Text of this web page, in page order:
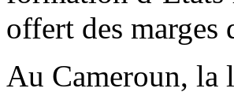
offert des
Au Cameroun, la